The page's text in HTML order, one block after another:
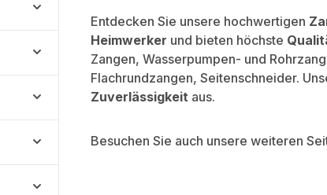
Entdecken Sie unsere hochwertigen
Heimwerker und bieten höchste
Zangen, Wasserpumpen- und
Flachrundzangen, Seitenschneider.
Zuverlässigkeit aus.
Besuchen Sie auch unsere weiteren